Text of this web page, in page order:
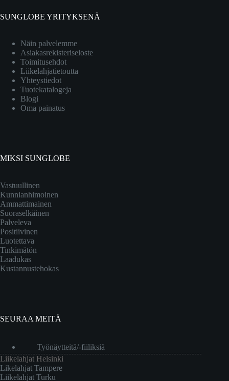
SUNGLOBE YRITYKSENÄ
Näin palvelemme
Asiakasrekisteriseloste
Toimitusehdot
Liikelahjatietoutta
Yhteystiedot
Tuotekatalogeja
Blogi
Oma painatus
MIKSI SUNGLOBE
Vastuullinen
Kunnianhimoinen
Ammattimainen
Suoraselkäinen
Palveleva
Positiivinen
Luotettava
Tinkimätön
Laadukas
Kustannustehokas
SEURAA MEITÄ
Työnäytteitä/-fiiliksiä
Liikelahjat Helsinki
Likelahjat Tampere
Liikelahjat Turku